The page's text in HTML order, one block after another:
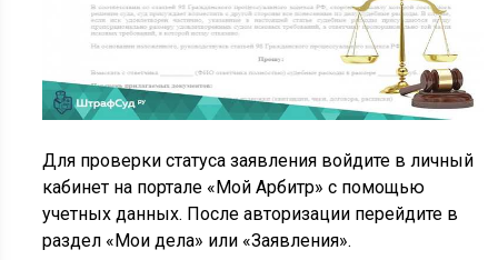
Для проверки статуса заявления войдите в личный
кабинет на портале «Мой Арбитр» с помощью
учетных данных. После авторизации перейдите в
раздел «Мои дела» или «Заявления».